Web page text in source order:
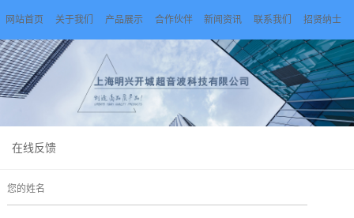
网站首页 关于我们 产品展示 合作伙伴 新闻资讯 联系我们 招贤纳士
在线反馈